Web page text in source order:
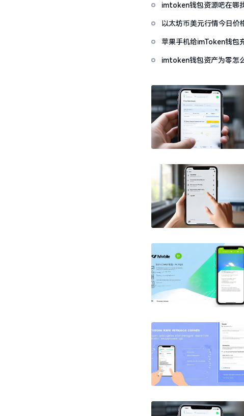
imtoken钱包资源吧在哪
以太坊币美元行情今日价
苹果手机给imToken钱包
imtoken钱包资产为零怎